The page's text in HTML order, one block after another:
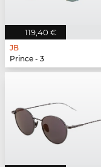
119,40 €
JB
Prince - 3